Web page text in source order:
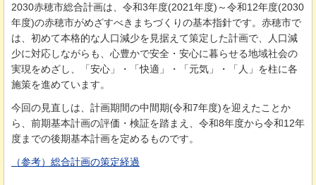
2030赤穂市総合計画は、令和3年度(2021年度)～令和12年度(2030
年度)の赤穂市がめざすべきまちづくりの基本指針です。赤穂市で
は、初めて本格的な人口減少を見据えて策定した計画で、人口減
少に対応しながらも、心豊かで安全・安心に暮らせる地域社会の
実現をめざし、「安心」・「快適」・「元気」・「人」を柱に各
施策を進めています。
今回の見直しは、計画期間の中間期(令和7年度)を迎えたことか
ら、前期基本計画の評価・検証を踏まえ、令和8年度から令和12年
度までの後期基本計画を定めるものです。
（参考） 総合計画の策定経過